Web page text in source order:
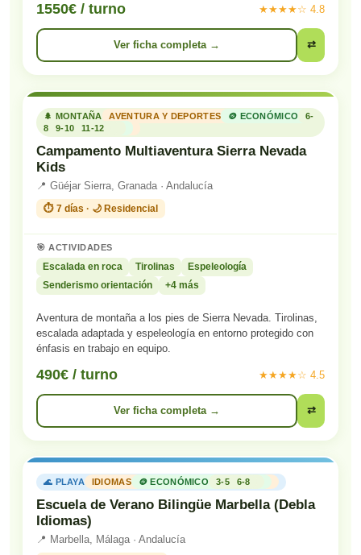
1550€ / turno ★★★★☆ 4.8
Ver ficha completa → ⇄
🌲 MONTAÑA AVENTURA Y DEPORTES 🪙 ECONÓMICO
6-
8
9-10 11-12
Campamento Multiaventura Sierra Nevada
Kids
📍 Güéjar Sierra, Granada · Andalucía
⏱️ 7 días · 🌙 Residencial
🎯 ACTIVIDADES
Escalada en roca Tirolinas
Espeleología
Senderismo orientación
+4 más
Aventura de montaña a los pies de Sierra Nevada. Tirolinas,
escalada adaptada y espeleología en entorno protegido con
énfasis en trabajo en equipo.
490€ / turno ★★★★☆ 4.5
Ver ficha completa → ⇄
🌊 PLAYA IDIOMAS 🪙 ECONÓMICO 3-5 6-8
Escuela de Verano Bilingüe Marbella (Debla
Idiomas)
📍 Marbella, Málaga · Andalucía